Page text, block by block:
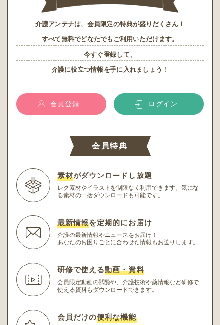
介護アンテナは、会員限定の特典が盛りだくさん！
すべて無料でどなたでもご利用いただけます。
今すぐ登録して、
介護に役立つ情報を手に入れましょう！
会員登録 ログイン
会員特典
素材がダウンロードし放題
レク素材やイラストを制限なく利用できます。 気にな
る素材の一括ダウンロードも可能です。
最新情報を定期的にお届け
介護の最新情報やニュースをお届け！
あなたのお困りごとに合わせた情報もお送りします。
研修で使える動画・資料
会員限定動画の閲覧や、介護技術や薬情報など研修で
使える資料もダウンロードできます。
会員だけの便利な機能